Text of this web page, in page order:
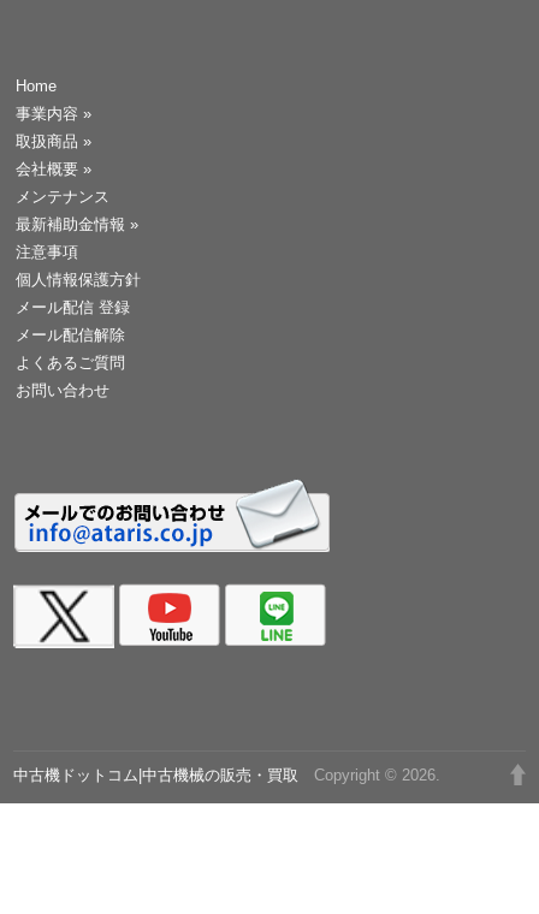
Home
事業内容 »
取扱商品 »
会社概要 »
メンテナンス
最新補助金情報 »
注意事項
個人情報保護方針
メール配信 登録
メール配信解除
よくあるご質問
お問い合わせ
中古機ドットコム|中古機械の販売・買取 Copyright © 2026.